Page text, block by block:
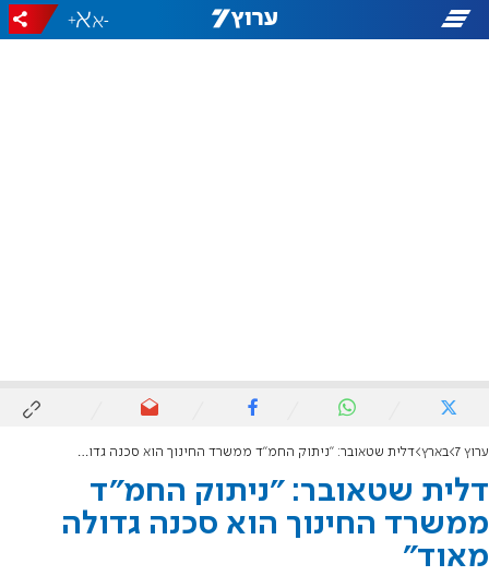
-
+
ערוץ 7 בארץ דלית שטאובר: "ניתוק החמ"ד ממשרד החינוך הוא סכנה גדולה מאוד"
דלית שטאובר: "ניתוק החמ"ד
ממשרד החינוך הוא סכנה גדולה
מאוד"